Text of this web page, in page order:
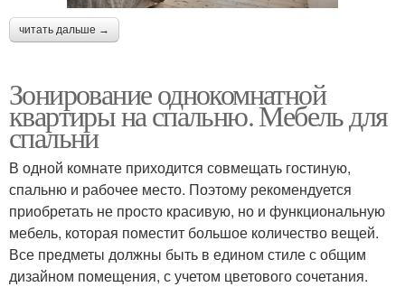
читать дальше →
Зонирование однокомнатной
квартиры на спальню. Мебель для
спальни
В одной комнате приходится совмещать гостиную,
спальню и рабочее место. Поэтому рекомендуется
приобретать не просто красивую, но и функциональную
мебель, которая поместит большое количество вещей.
Все предметы должны быть в едином стиле с общим
дизайном помещения, с учетом цветового сочетания.